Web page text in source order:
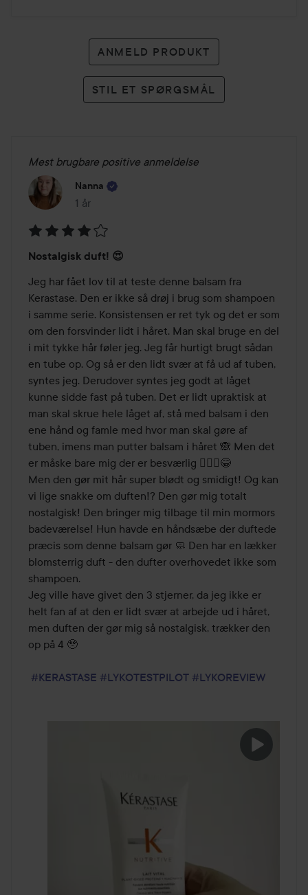
ANMELD PRODUKT
STIL ET SPØRGSMÅL
Mest brugbare positive anmeldelse
Nanna
1 år
Posten blev oprettet 1 år
4
ud
af
5
Nostalgisk duft! 😍
Jeg har fået lov til at teste denne balsam fra
Kerastase. Den er ikke så drøj i brug som shampoen
i samme serie. Konsistensen er ret tyk og det er som
om den forsvinder lidt i håret. Man skal bruge en del
i mit tykke hår føler jeg. Jeg får hurtigt brugt sådan
en tube op. Og så er den lidt svær at få ud af tuben,
syntes jeg. Derudover syntes jeg godt at låget
kunne sidde fast på tuben. Det er lidt upraktisk at
man skal skrue hele låget af, stå med balsam i den
ene hånd og famle med hvor man skal gøre af
tuben, imens man putter balsam i håret 🙈 Men det
er måske bare mig der er besværlig 🤷🏻‍♀️😂
Men den gør mit hår super blødt og smidigt! Og kan
vi lige snakke om duften!? Den gør mig totalt
nostalgisk! Den bringer mig tilbage til min mormors
badeværelse! Hun havde en håndsæbe der duftede
præcis som denne balsam gør 🧼 Den har en lækker
blomsterrig duft - den dufter overhovedet ikke som
shampoen.
Jeg ville have givet den 3 stjerner, da jeg ikke er
helt fan af at den er lidt svær at arbejde ud i håret,
men duften der gør mig så nostalgisk, trækker den
op på 4 🥹
#KERASTASE #LYKOTESTPILOT #LYKOREVIEW